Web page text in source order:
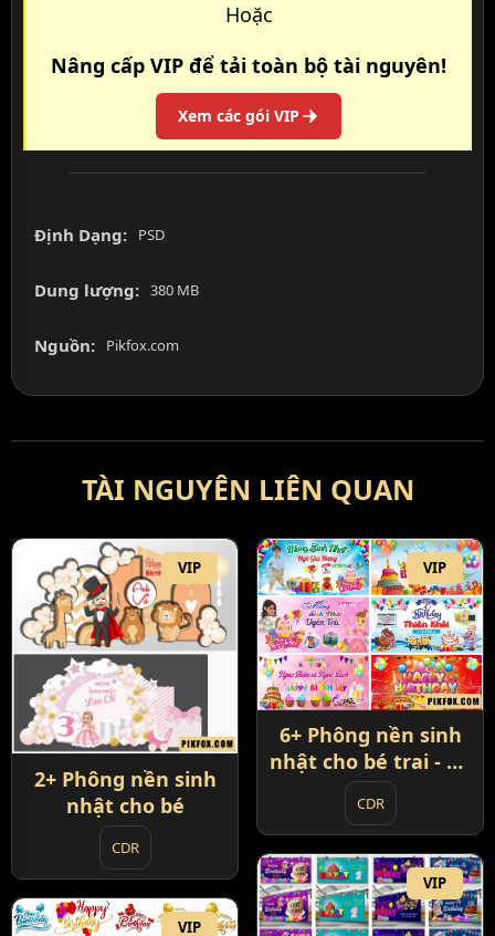
Hoặc
Nâng cấp VIP để tải toàn bộ tài nguyên!
Xem các gói VIP
Định Dạng: PSD
Dung lượng: 380 MB
Nguồn: Pikfox.com
TÀI NGUYÊN LIÊN QUAN
VIP
2+ Phông nền sinh
nhật cho bé
CDR
VIP
6+ Phông nền sinh
nhật cho bé trai - bé
gái
CDR
VIP
VIP